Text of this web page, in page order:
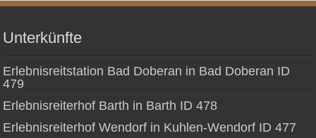
Unterkünfte
Erlebnisreitstation Bad Doberan in Bad Doberan ID
479
Erlebnisreiterhof Barth in Barth ID 478
Erlebnisreiterhof Wendorf in Kuhlen-Wendorf ID 477